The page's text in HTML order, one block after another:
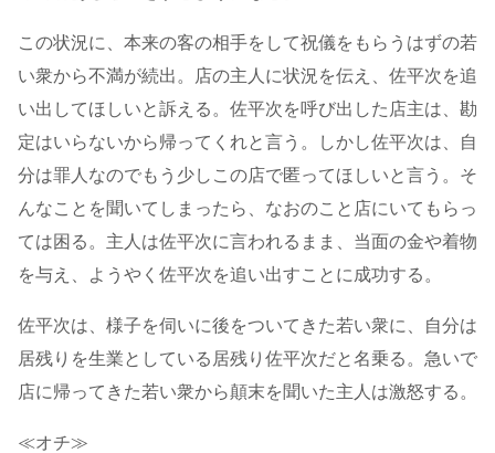
この状況に、本来の客の相手をして祝儀をもらうはずの若
い衆から不満が続出。店の主人に状況を伝え、佐平次を追
い出してほしいと訴える。佐平次を呼び出した店主は、勘
定はいらないから帰ってくれと言う。しかし佐平次は、自
分は罪人なのでもう少しこの店で匿ってほしいと言う。そ
んなことを聞いてしまったら、なおのこと店にいてもらっ
ては困る。主人は佐平次に言われるまま、当面の金や着物
を与え、ようやく佐平次を追い出すことに成功する。
佐平次は、様子を伺いに後をついてきた若い衆に、自分は
居残りを生業としている居残り佐平次だと名乗る。急いで
店に帰ってきた若い衆から顛末を聞いた主人は激怒する。
≪オチ≫